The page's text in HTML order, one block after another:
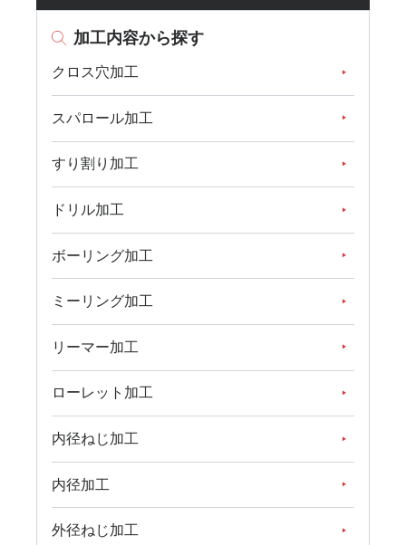
加工内容から探す
クロス穴加工
スパロール加工
すり割り加工
ドリル加工
ボーリング加工
ミーリング加工
リーマー加工
ローレット加工
内径ねじ加工
内径加工
外径ねじ加工